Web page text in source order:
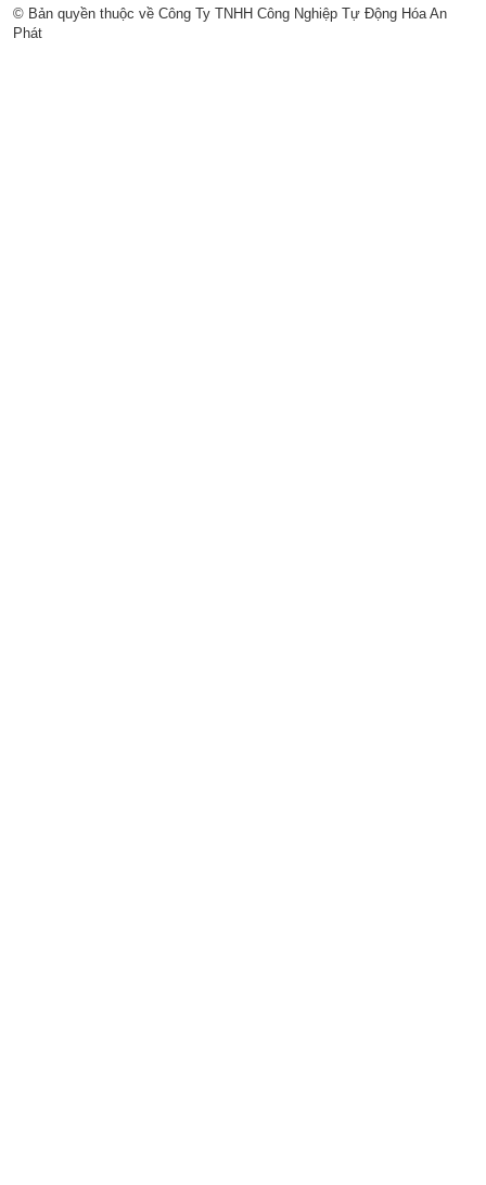
© Bản quyền thuộc về Công Ty TNHH Công Nghiệp Tự Động Hóa An
Phát